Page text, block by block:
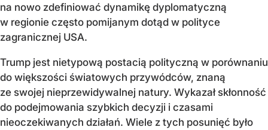
na nowo zdefiniować dynamikę dyplomatyczną
w regionie często pomijanym dotąd w polityce
zagranicznej USA.
Trump jest nietypową postacią polityczną w porównaniu
do większości światowych przywódców, znaną
ze swojej nieprzewidywalnej natury. Wykazał skłonność
do podejmowania szybkich decyzji i czasami
nieoczekiwanych działań. Wiele z tych posunięć było